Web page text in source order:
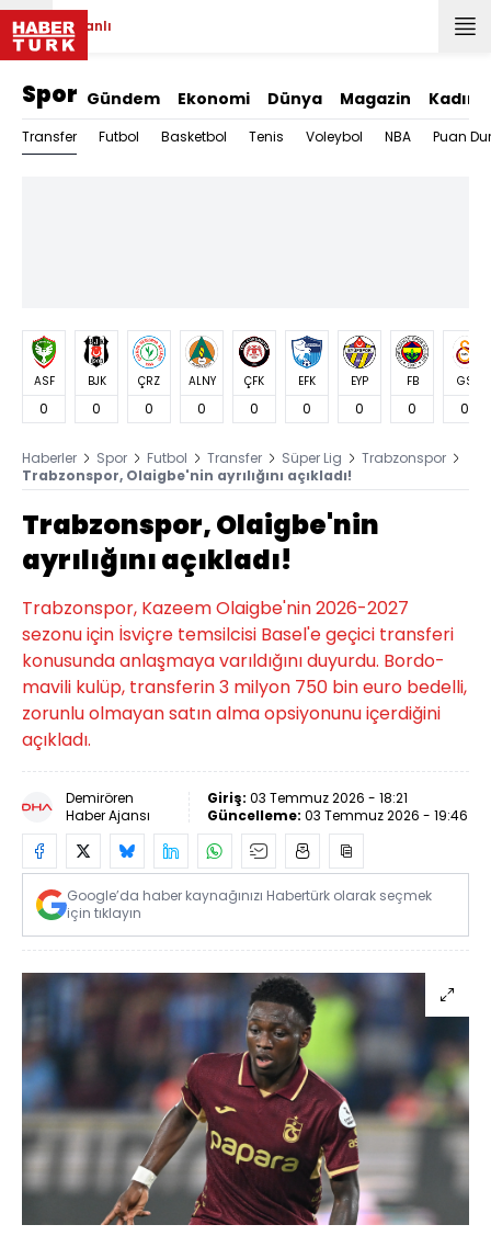
Canlı
Spor Gündem Ekonomi Dünya Magazin Kadın
Transfer Futbol Basketbol Tenis Voleybol NBA Puan
ASF
0
BJK
0
ÇRZ
0
ALNY
0
ÇFK
0
EFK
0
EYP
0
FB
0
GS
0
Haberler Spor Futbol Transfer Süper Lig
Trabzonspor
Trabzonspor, Olaigbe'nin ayrılığını açıkladı!
Trabzonspor, Olaigbe'nin
ayrılığını açıkladı!
Trabzonspor, Kazeem Olaigbe'nin 2026-2027
sezonu için İsviçre temsilcisi Basel'e geçici transferi
konusunda anlaşmaya varıldığını duyurdu. Bordo-
mavili kulüp, transferin 3 milyon 750 bin euro bedelli,
zorunlu olmayan satın alma opsiyonunu içerdiğini
açıkladı.
Demirören
Haber Ajansı
Giriş: 03 Temmuz 2026 - 18:21
Güncelleme: 03 Temmuz 2026 - 19:46
Google’da haber kaynağınızı Habertürk olarak seçmek
için tıklayın